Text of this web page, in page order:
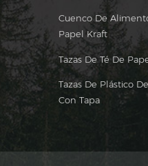
Cuenco De
Papel Kraft
Tazas De Té De
Tazas De Plástico
Con Tapa